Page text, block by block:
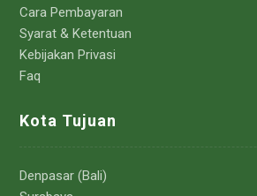
Cara Pembayaran
Syarat & Ketentuan
Kebijakan Privasi
Faq
Kota Tujuan
Denpasar (Bali)